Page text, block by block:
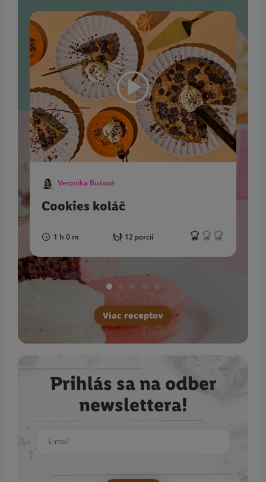
Veronika Bušová
Cookies koláč
1 h 0 m 12 porcií
Viac receptov
Prihlás sa na odber
newslettera!